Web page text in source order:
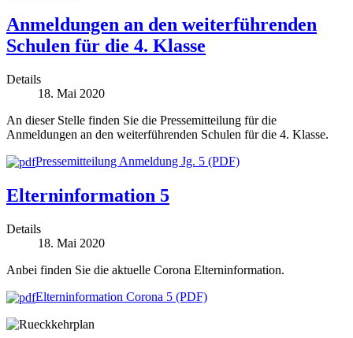
Anmeldungen an den weiterführenden
Schulen für die 4. Klasse
Details
18. Mai 2020
An dieser Stelle finden Sie die Pressemitteilung für die
Anmeldungen an den weiterführenden Schulen für die 4. Klasse.
Pressemitteilung Anmeldung Jg. 5 (PDF)
Elterninformation 5
Details
18. Mai 2020
Anbei finden Sie die aktuelle Corona Elterninformation.
Elterninformation Corona 5 (PDF)